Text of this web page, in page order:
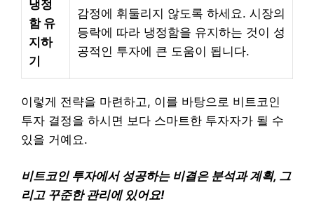
냉정
함 유
지하
기
감정에 휘둘리지 않도록 하세요. 시장의
등락에 따라 냉정함을 유지하는 것이 성
공적인 투자에 큰 도움이 됩니다.
이렇게 전략을 마련하고, 이를 바탕으로 비트코인
투자 결정을 하시면 보다 스마트한 투자자가 될 수
있을 거예요.
비트코인 투자에서 성공하는 비결은 분석과 계획, 그
리고 꾸준한 관리에 있어요!